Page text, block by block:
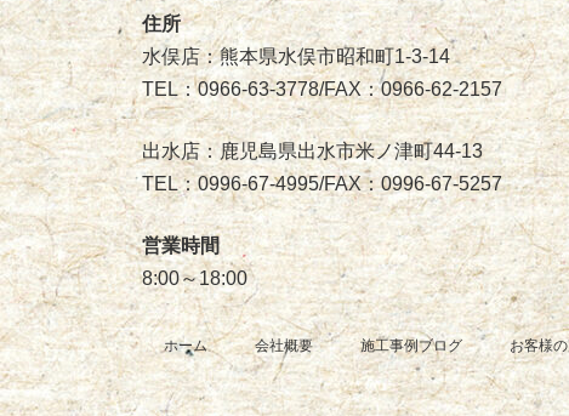
住所
水俣店：熊本県水俣市昭和町1-3-14
TEL：0966-63-3778/FAX：0966-62-2157
出水店：鹿児島県出水市米ノ津町44-13
TEL：0996-67-4995/FAX：0996-67-5257
営業時間
8:00～18:00
ホーム 会社概要 施工事例ブログ お客様